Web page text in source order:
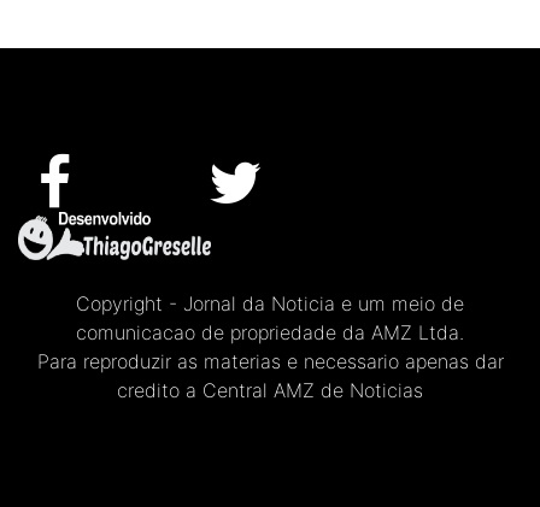
Copyright - Jornal da Noticia e um meio de
comunicacao de propriedade da AMZ Ltda.
Para reproduzir as materias e necessario apenas dar
credito a Central AMZ de Noticias